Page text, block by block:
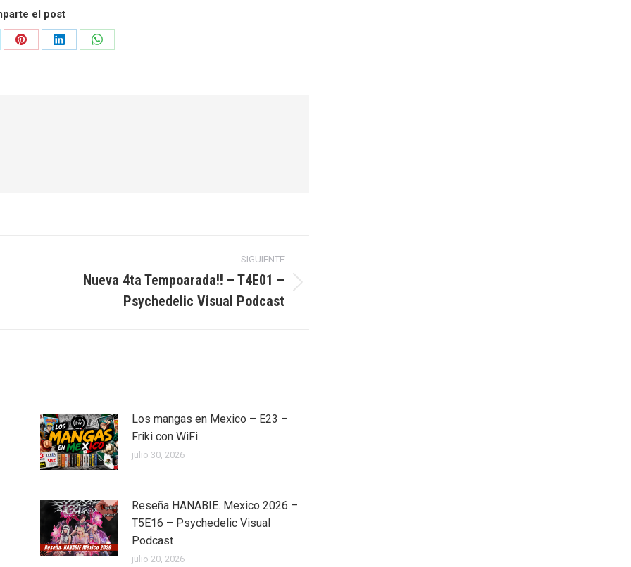
el post
Share
Share
Share
SIGUIENTE
Nueva 4ta Tempoarada!! – T4E01 –
Psychedelic Visual Podcast
Los mangas en Mexico – E23 –
Friki con WiFi
julio 30, 2026
Reseña HANABIE. Mexico 2026 –
T5E16 – Psychedelic Visual
Podcast
julio 20, 2026